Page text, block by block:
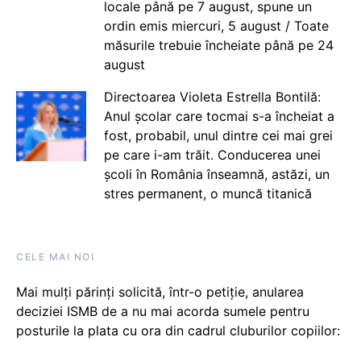
locale până pe 7 august, spune un
ordin emis miercuri, 5 august / Toate
măsurile trebuie încheiate până pe 24
august
Directoarea Violeta Estrella Bontilă:
Anul școlar care tocmai s-a încheiat a
fost, probabil, unul dintre cei mai grei
pe care i-am trăit. Conducerea unei
școli în România înseamnă, astăzi, un
stres permanent, o muncă titanică
CELE MAI NOI
Mai mulți părinți solicită, într-o petiție, anularea
deciziei ISMB de a nu mai acorda sumele pentru
posturile la plata cu ora din cadrul cluburilor copiilor: